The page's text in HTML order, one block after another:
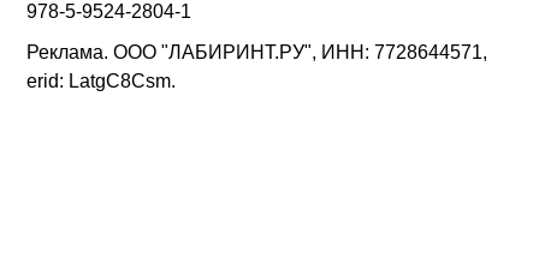
978-5-9524-2804-1
Реклама. ООО "ЛАБИРИНТ.РУ", ИНН: 7728644571,
erid: LatgC8Csm.